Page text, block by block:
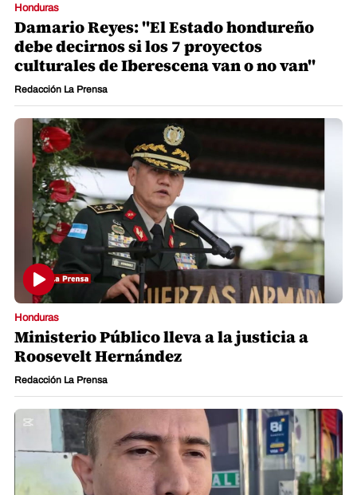
Honduras
Damario Reyes: "El Estado hondureño
debe decirnos si los 7 proyectos
culturales de Iberescena van o no van"
Redacción La Prensa
Honduras
Ministerio Público lleva a la justicia a
Roosevelt Hernández
Redacción La Prensa